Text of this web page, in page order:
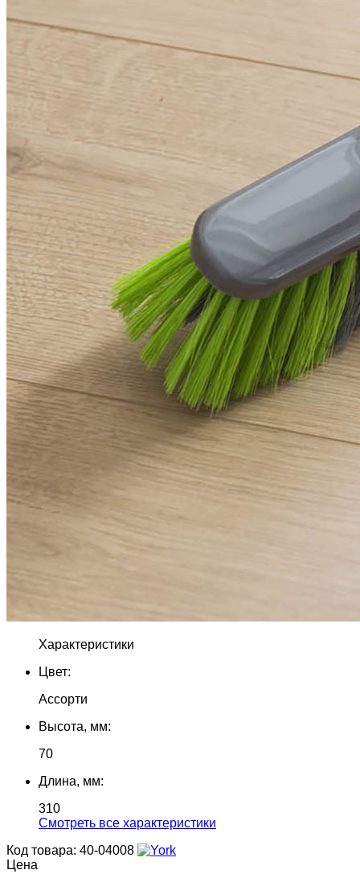
Характеристики
Цвет:
Ассорти
Высота, мм:
70
Длина, мм:
310
Cмотреть все характеристики
Код товара: 40-04008
Цена